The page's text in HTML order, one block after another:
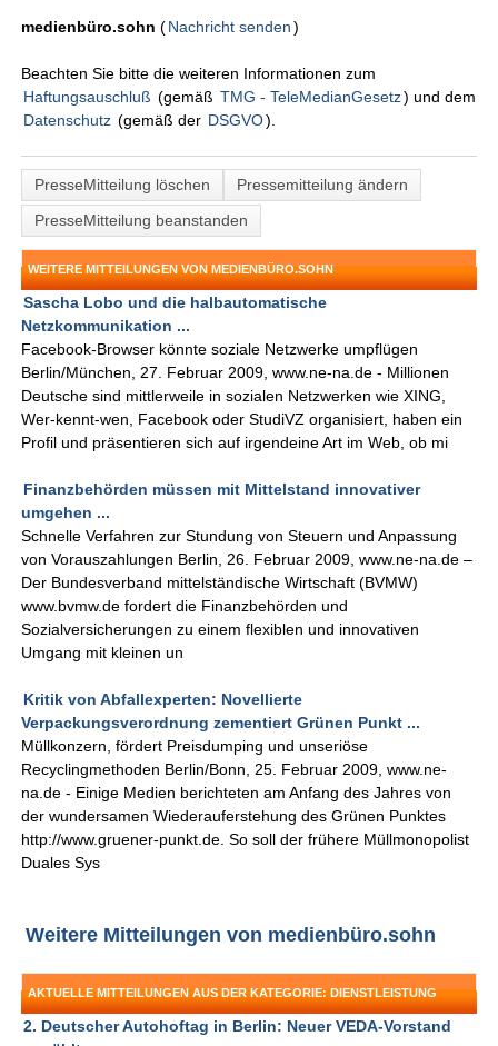
medienbüro.sohn (Nachricht senden )
Beachten Sie bitte die weiteren Informationen zum
Haftungsauschluß (gemäß TMG - TeleMedianGesetz) und dem
Datenschutz (gemäß der DSGVO).
PresseMitteilung löschen
Pressemitteilung ändern
PresseMitteilung beanstanden
WEITERE MITTEILUNGEN VON MEDIENBÜRO.SOHN
Sascha Lobo und die halbautomatische
Netzkommunikation ...
Facebook-Browser könnte soziale Netzwerke umpflügen
Berlin/München, 27. Februar 2009, www.ne-na.de - Millionen
Deutsche sind mittlerweile in sozialen Netzwerken wie XING,
Wer-kennt-wen, Facebook oder StudiVZ organisiert, haben ein
Profil und präsentieren sich auf irgendeine Art im Web, ob mi
Finanzbehörden müssen mit Mittelstand innovativer
umgehen ...
Schnelle Verfahren zur Stundung von Steuern und Anpassung
von Vorauszahlungen Berlin, 26. Februar 2009, www.ne-na.de –
Der Bundesverband mittelständische Wirtschaft (BVMW)
www.bvmw.de fordert die Finanzbehörden und
Sozialversicherungen zu einem flexiblen und innovativen
Umgang mit kleinen un
Kritik von Abfallexperten: Novellierte
Verpackungsverordnung zementiert Grünen Punkt ...
Müllkonzern, fördert Preisdumping und unseriöse
Recyclingmethoden Berlin/Bonn, 25. Februar 2009, www.ne-
na.de - Einige Medien berichteten am Anfang des Jahres von
der wundersamen Wiederauferstehung des Grünen Punktes
http://www.gruener-punkt.de. So soll der frühere Müllmonopolist
Duales Sys
Weitere Mitteilungen von medienbüro.sohn
AKTUELLE MITTEILUNGEN AUS DER KATEGORIE: DIENSTLEISTUNG
2. Deutscher Autohoftag in Berlin: Neuer VEDA-Vorstand